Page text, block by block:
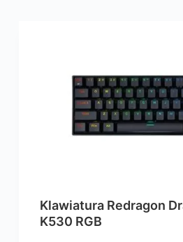
Klawiatura Redragon
K530 RGB